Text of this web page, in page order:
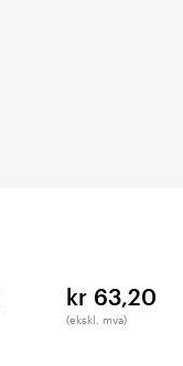
kr 63,20
(ekskl. mva)